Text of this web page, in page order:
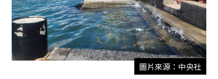
圖片來源：中央社